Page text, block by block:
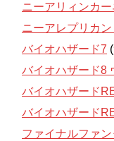
ニーアリィンカ
ニーアレプリカン
バイオハザード7
バイオハザード8
バイオハザード
バイオハザード
ファイナルファ